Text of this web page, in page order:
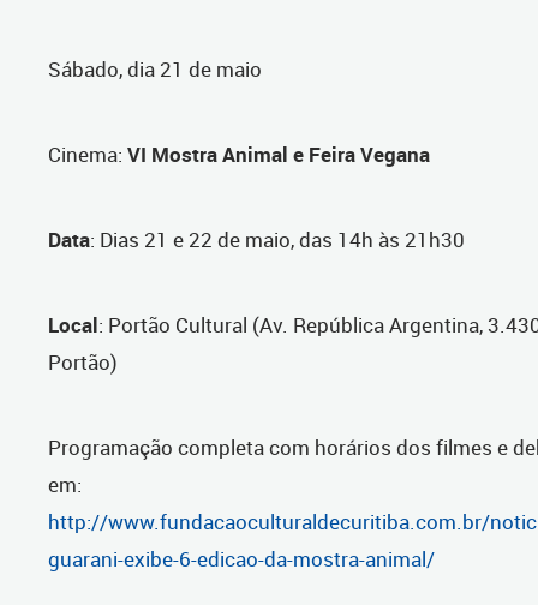
Sábado, dia 21 de maio
Cinema: VI Mostra Animal e Feira Vegana
Data: Dias 21 e 22 de maio, das 14h às 21h30
Local: Portão Cultural (Av. República Argentina,
Portão)
Programação completa com horários dos filmes e
em:
http://www.fundacaoculturaldecuritiba.com.br/
guarani-exibe-6-edicao-da-mostra-animal/